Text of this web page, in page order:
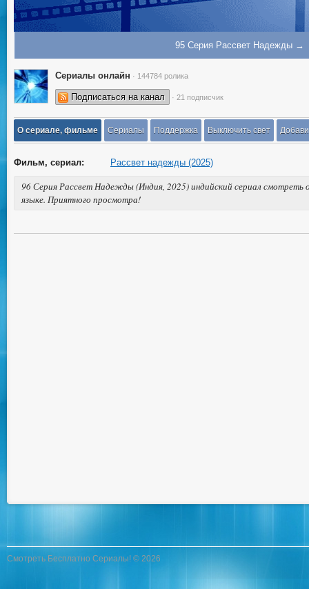
95 Серия Рассвет Надежды →
Сериалы онлайн · 144784 ролика
Подписаться на канал · 21 подписчик
О сериале, фильме Сериалы Поддержка Выключить свет
Фильм, сериал: Рассвет надежды (2025)
96 Серия Рассвет Надежды (Индия, 2025) индийский сериал смотреть
языке. Приятного просмотра!
Смотреть Бесплатно Сериалы! © 2026